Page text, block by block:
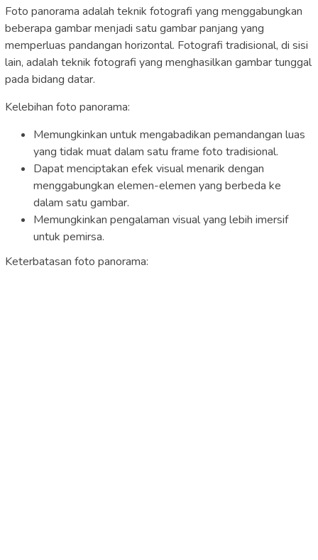
Foto panorama adalah teknik fotografi yang menggabungkan
beberapa gambar menjadi satu gambar panjang yang
memperluas pandangan horizontal. Fotografi tradisional, di sisi
lain, adalah teknik fotografi yang menghasilkan gambar tunggal
pada bidang datar.
Kelebihan foto panorama:
Memungkinkan untuk mengabadikan pemandangan luas
yang tidak muat dalam satu frame foto tradisional.
Dapat menciptakan efek visual menarik dengan
menggabungkan elemen-elemen yang berbeda ke
dalam satu gambar.
Memungkinkan pengalaman visual yang lebih imersif
untuk pemirsa.
Keterbatasan foto panorama: